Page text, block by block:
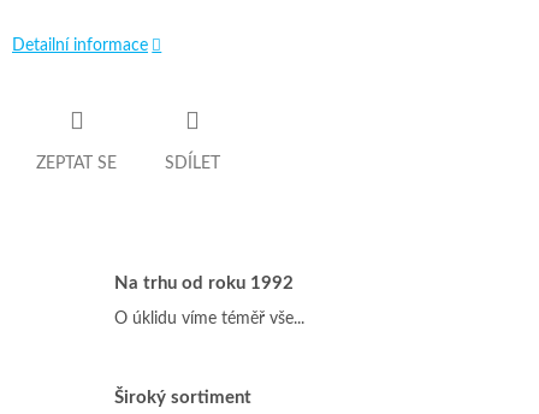
Detailní informace
ZEPTAT SE SDÍLET
Na trhu od roku 1992
O úklidu víme téměř vše...
Široký sortiment